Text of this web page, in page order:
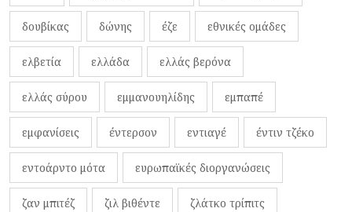
δουβίκας δώνης έζε εθνικές ομάδες
ελβετία ελλάδα ελλάς βερόνα
ελλάς σύρου εμμανουηλίδης εμπαπέ
εμφανίσεις έντερσον εντιαγέ έντιν τζέκο
εντοάρντο μότα ευρωπαϊκές διοργανώσεις
ζαν μπιτέζ ζιλ βιθέντε ζλάτκο τρίπιτς